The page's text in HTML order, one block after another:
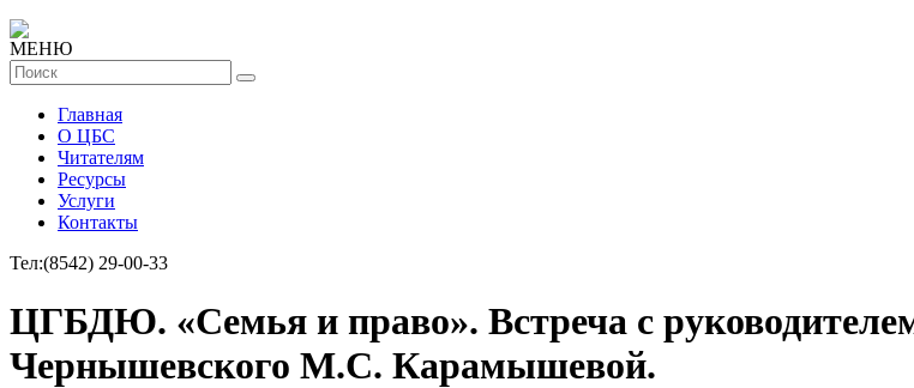
МЕНЮ
Главная
О ЦБС
Читателям
Ресурсы
Услуги
Контакты
Тел:(8542) 29-00-33
ЦГБДЮ. «Семья и право». Встреча с
Чернышевского М.С. Карамышевой.